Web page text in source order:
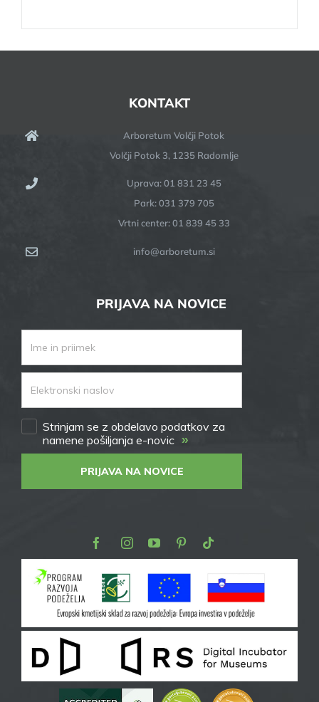
KONTAKT
Arboretum Volčji Potok
Volčji Potok 3, 1235 Radomlje
Uprava: 01 831 23 45
Park: 031 379 705
Vrtni center: 01 839 45 33
info@arboretum.si
PRIJAVA NA NOVICE
Strinjam se z obdelavo podatkov za
namene pošiljanja e-novic »
PRIJAVA NA NOVICE
FacebookInstagram
YoutubePinterest